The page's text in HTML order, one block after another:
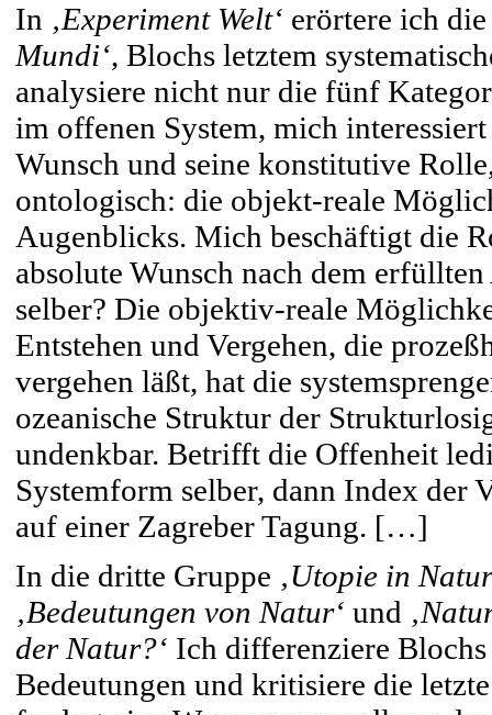
In ‚Experiment Welt‘ erörtere ich
Mundi‘, Blochs letztem
analysiere nicht nur die fünf
im offenen System, mich
Wunsch und seine konstitutive
ontologisch: die objekt-reale
Augenblicks. Mich beschäftigt die
absolute Wunsch nach dem
selber? Die objektiv-reale
Entstehen und Vergehen, die
vergehen läßt, hat die
ozeanische Struktur der
undenkbar. Betrifft die Offenheit
Systemform selber, dann Index der
auf einer Zagreber Tagung. […]
In die dritte Gruppe ‚Utopie in
‚Bedeutungen von Natur‘ und
der Natur?‘ Ich differenziere
Bedeutungen und kritisiere die